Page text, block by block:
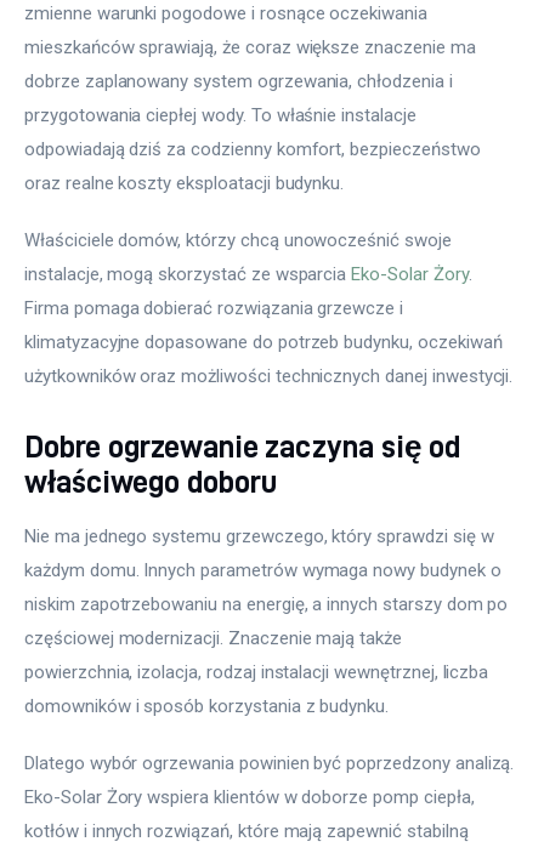
zmienne warunki pogodowe i rosnące oczekiwania
mieszkańców sprawiają, że coraz większe znaczenie ma
dobrze zaplanowany system ogrzewania, chłodzenia i
przygotowania ciepłej wody. To właśnie instalacje
odpowiadają dziś za codzienny komfort, bezpieczeństwo
oraz realne koszty eksploatacji budynku.
Właściciele domów, którzy chcą unowocześnić swoje
instalacje, mogą skorzystać ze wsparcia Eko-Solar Żory.
Firma pomaga dobierać rozwiązania grzewcze i
klimatyzacyjne dopasowane do potrzeb budynku, oczekiwań
użytkowników oraz możliwości technicznych danej inwestycji.
Dobre ogrzewanie zaczyna się od
właściwego doboru
Nie ma jednego systemu grzewczego, który sprawdzi się w
każdym domu. Innych parametrów wymaga nowy budynek o
niskim zapotrzebowaniu na energię, a innych starszy dom po
częściowej modernizacji. Znaczenie mają także
powierzchnia, izolacja, rodzaj instalacji wewnętrznej, liczba
domowników i sposób korzystania z budynku.
Dlatego wybór ogrzewania powinien być poprzedzony analizą.
Eko-Solar Żory wspiera klientów w doborze pomp ciepła,
kotłów i innych rozwiązań, które mają zapewnić stabilną